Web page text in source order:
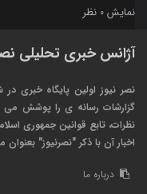
نمایش 0 نظر
آژانس خبری تحلیلی
نصر نیوز اولین پایگاه خبری
گزارشات رسانه ی را پوشش می
نظرات، تابع قوانین جمهوری
اخبار آن با ذکر "نصرنیوز" بعنوان
درباره ما